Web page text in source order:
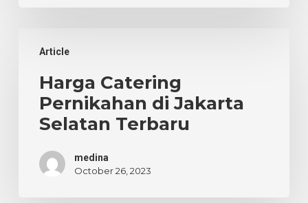
Article
Catering
Jakarta
Selatan
Harga Catering
Pernikahan di Jakarta
Selatan Terbaru
medina
October 26, 2023